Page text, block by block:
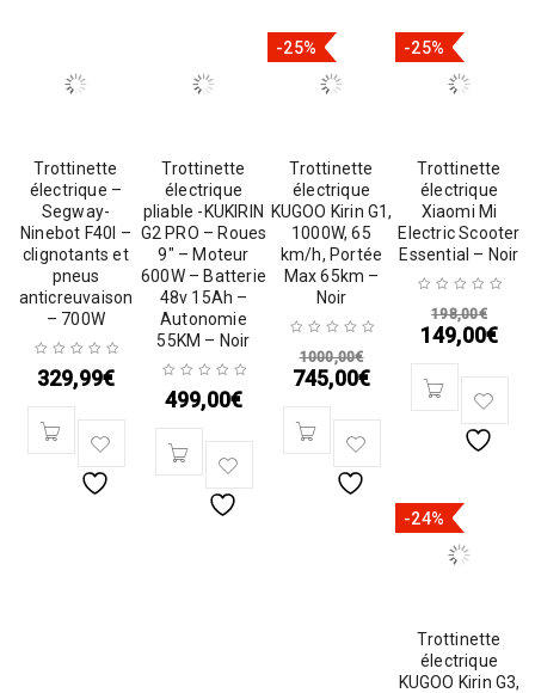
Trottinette
électrique –
Segway-
Ninebot F40I –
clignotants et
pneus
anticreuvaison
– 700W
329,99€
Trottinette
électrique
pliable -KUKIRIN
G2 PRO – Roues
9″ – Moteur
600W – Batterie
48v 15Ah –
Autonomie
55KM – Noir
499,00€
-25%
Trottinette
électrique
KUGOO Kirin G1,
1000W, 65
km/h, Portée
Max 65km –
Noir
1000,00€
745,00€
-25%
Trottinette
électrique
Xiaomi Mi
Electric Scooter
Essential – Noir
198,00€
149,00€
-24%
Trottinette
électrique
KUGOO Kirin G3,